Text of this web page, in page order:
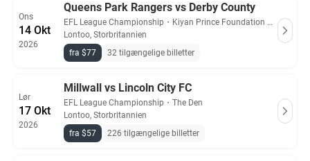
Ons
14 Okt
2026
Queens Park Rangers vs Derby County
EFL League Championship ・
Kiyan Prince Foundation Stadium
Lontoo, Storbritannien
fra $77
32 tilgængelige billetter
Lør
17 Okt
2026
Millwall vs Lincoln City FC
EFL League Championship ・ The Den
Lontoo, Storbritannien
fra $57
226 tilgængelige billetter